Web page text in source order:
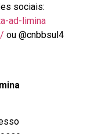
sociais:
ad-limina
ou @cnbbsul4